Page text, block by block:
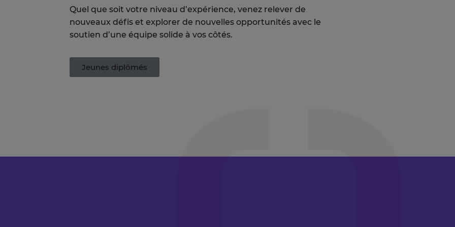
Quel que soit votre niveau d’expérience, venez relever de
nouveaux défis et explorer de nouvelles opportunités avec le
soutien d’une équipe solide à vos côtés.
Jeunes diplômés